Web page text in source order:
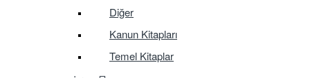
Diğer
Kanun Kitapları
Temel Kitaplar